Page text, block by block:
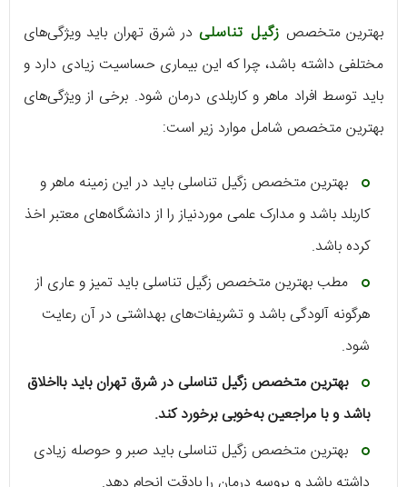
بهترین متخصص زگیل تناسلی در شرق تهران باید ویژگی‌های
مختلفی داشته باشد، چرا که این بیماری حساسیت زیادی دارد و
باید توسط افراد ماهر و کاربلدی درمان شود. برخی از ویژگی‌های
بهترین متخصص شامل موارد زیر است:
بهترین متخصص زگیل تناسلی باید در این زمینه ماهر و
کاربلد باشد و مدارک علمی موردنیاز را از دانشگاه‌های معتبر اخذ
کرده باشد.
مطب بهترین متخصص زگیل تناسلی باید تمیز و عاری از
هرگونه آلودگی باشد و تشریفات‌های بهداشتی در آن رعایت
شود.
بهترین متخصص زگیل تناسلی در شرق تهران باید بااخلاق
باشد و با مراجعین به‌خوبی برخورد کند.
بهترین متخصص زگیل تناسلی باید صبر و حوصله زیادی